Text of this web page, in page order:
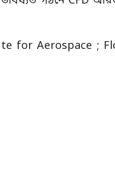
for Aerospace ;